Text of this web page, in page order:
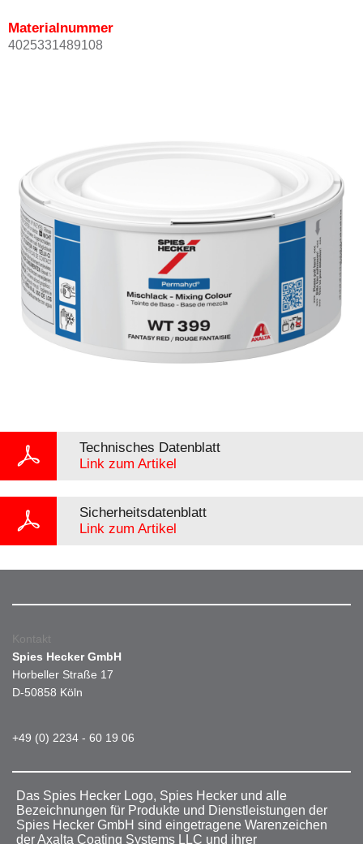
Materialnummer
4025331489108
Technisches Datenblatt
Link zum Artikel
Sicherheitsdatenblatt
Link zum Artikel
Kontakt
Spies Hecker GmbH
Horbeller Straße 17
D-50858 Köln
+49 (0) 2234 - 60 19 06
Das Spies Hecker Logo, Spies Hecker und alle
Bezeichnungen für Produkte und Dienstleistungen der
Spies Hecker GmbH sind eingetragene Warenzeichen
der Axalta Coating Systems LLC und ihrer